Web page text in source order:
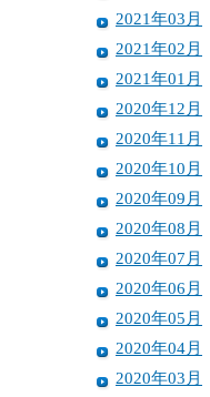
2021年03月
2021年02月
2021年01月
2020年12月
2020年11月
2020年10月
2020年09月
2020年08月
2020年07月
2020年06月
2020年05月
2020年04月
2020年03月